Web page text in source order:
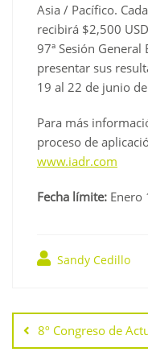
Asia / Pacífico.
recibirá $2,500
97ª Sesión General
presentar sus
19 al 22 de junio
Para más
proceso de
www.iadr.com
Fecha límite: Enero
Sandy Cedillo
de
entradas
8º Congreso de